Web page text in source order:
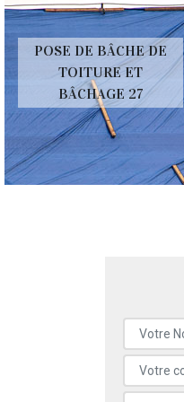
POSE DE BÂCHE DE
TOITURE ET
BÂCHAGE 27